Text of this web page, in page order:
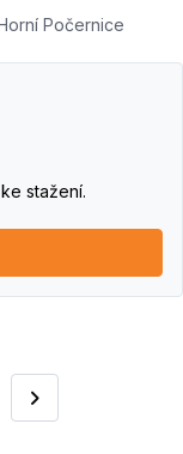
Počernice
stažení.
Následující